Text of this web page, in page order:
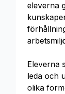
eleverna
Eleverna
leda och
olika